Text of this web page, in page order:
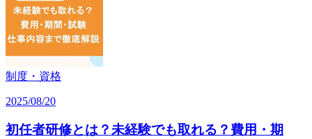
制度・資格
2025/08/20
初任者研修とは？未経験でも取れる？費用・期